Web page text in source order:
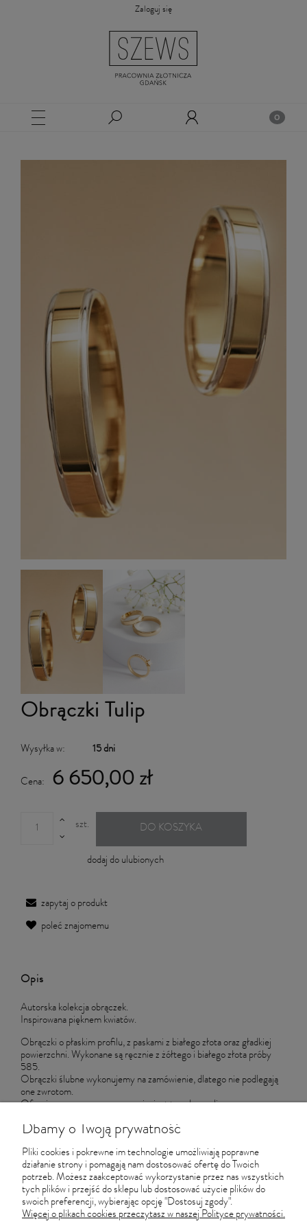
Zaloguj się
Obrączki Tulip
Wysyłka w: 15 dni
Cena: 6 650,00 zł
szt. DO KOSZYKA
dodaj do ulubionych
zapytaj o produkt
poleć znajomemu
Opis
Autorska kolekcja obrączek.
Inspirowana pięknem kwiatów.
Obrączki o płaskim profilu, z paskami z białego złota oraz gładkiej
powierzchni. Wykonane są ręcznie z żółtego i białego złota próby
585.
Obrączki ślubne wykonujemy na zamówienie, dlatego nie podlegają
one zwrotom.
Oferujemy ręczne grawerowanie, jest to usługa wliczona w cenę.
Proponowane obrączki dostępne są w rozmiarach: damska - 12,
męska - 24, w szerokości 4 mm, w żółtym i białym złocie.
Na zamówienie wykonujemy obrączki w innych rozmiarach, kolorze
złota (białym, różowym) i szerokości (od 3 do 6 mm).
Napisz do nas i podaj wybrane opcje.
Dbamy o Twoją prywatność
Pliki cookies i pokrewne im technologie umożliwiają poprawne
działanie strony i pomagają nam dostosować ofertę do Twoich
potrzeb. Możesz zaakceptować wykorzystanie przez nas wszystkich
tych plików i przejść do sklepu lub dostosować użycie plików do
swoich preferencji, wybierając opcję "Dostosuj zgody".
Więcej o plikach cookies przeczytasz w naszej Polityce prywatności.